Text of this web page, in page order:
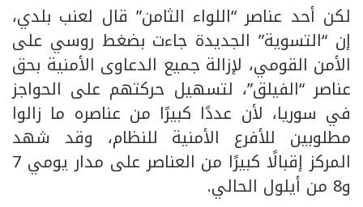
لكن أحد عناصر “اللواء الثامن” قال لعنب بلدي،
إن “التسوية” الجديدة جاءت بضغط روسي على
الأمن القومي، لإزالة جميع الدعاوى الأمنية بحق
عناصر “الفيلق”، لتسهيل حركتهم على الحواجز
في سوريا، لأن عددًا كبيرًا من عناصره ما زالوا
مطلوبين للأفرع الأمنية للنظام، وقد شهد
المركز إقبالًا كبيرًا من العناصر على مدار يومي 7
و8 من أيلول الحالي.